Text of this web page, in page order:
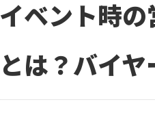
イベント時
とは？バイ